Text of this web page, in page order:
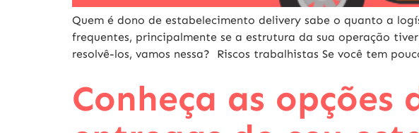
Quem é dono de estabelecimento delivery sabe o quanto a
frequentes, principalmente se a estrutura da sua operação
resolvê-los, vamos nessa? Riscos trabalhistas Se você tem
Conheça as